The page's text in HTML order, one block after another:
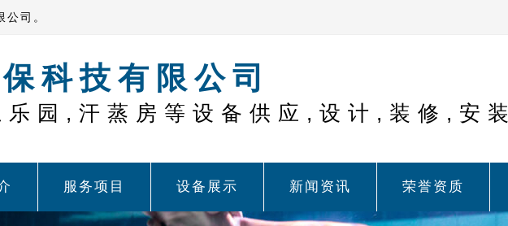
司。
科技有限公司
园,汗蒸房等设备供应,设计,装修,安装
服务项目 设备展示 新闻资讯 荣誉资质